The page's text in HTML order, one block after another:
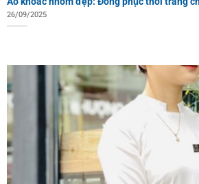
26/09/2025